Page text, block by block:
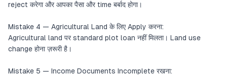
reject करेगा और आपका पैसा और time बर्बाद होगा।
Mistake 4 — Agricultural Land के लिए Apply करना:
Agricultural land पर standard plot loan नहीं मिलता। Land use
change होना ज़रूरी है।
Mistake 5 — Income Documents Incomplete रखना: